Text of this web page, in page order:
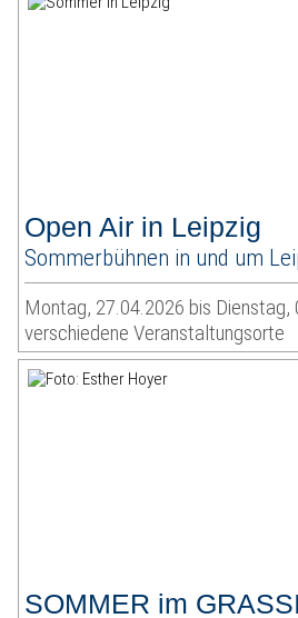
Open Air in Leipzig
Sommerbühnen in und um
Montag, 27.04.2026 bis Dienstag,
verschiedene Veranstaltungsorte
SOMMER im GRASSI